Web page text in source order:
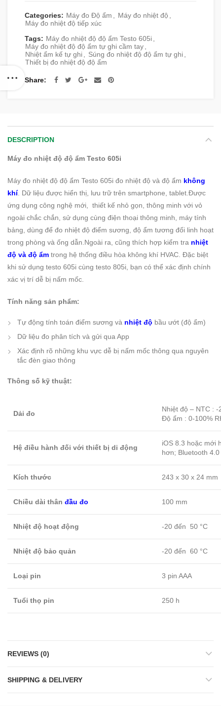
Categories: Máy đo Độ ẩm Máy đo nhiệt độ
Máy đo nhiệt độ tiếp xúc
Tags: Máy đo nhiệt độ độ ẩm Testo 605i
Máy đo nhiệt độ độ ẩm tự ghi cầm tay
Nhiệt ẩm kế tự ghi
Súng đo nhiệt độ độ ẩm tự ghi
Thiết bị đo nhiệt độ độ ẩm
Share
DESCRIPTION
Máy đo nhiệt độ độ ẩm Testo 605i
Máy đo nhiệt độ độ ẩm Testo 605i đo nhiệt độ và độ ẩm không
khí. Dữ liệu được hiển thị, lưu trữ trên smartphone, tablet.Được
ứng dụng công nghệ mới, thiết kế nhỏ gọn, thông minh với vỏ
ngoài chắc chắn, sử dụng cùng điện thoại thông minh, máy tính
bảng, dùng để đo nhiệt độ điểm sương, độ ẩm tương đối linh hoạt
trong phòng và ống dẫn.Ngoài ra, cũng thích hợp kiểm tra nhiệt
độ và độ ẩm trong hệ thống điều hòa không khí HVAC. Đặc biệt
khi sử dụng testo 605i cùng testo 805i, bạn có thể xác định chính
xác vị trí dễ bị nấm mốc.
Tính năng sản phẩm:
Tự động tính toán điểm sương và nhiệt độ bầu ướt (độ ẩm)
Dữ liệu đo phân tích và gửi qua App
Xác định rõ những khu vực dễ bị nấm mốc thông qua nguyên
tắc đèn giao thông
Thông số kỹ thuật:
Dải đo
Nhiệt độ – NTC :
Độ ẩm : 0-100%
Hệ điều hành đối với thiết bị di động
iOS 8.3 hoặc mới
hơn; Bluetooth 4.0
Kích thước 243 x 30 x 24 mm
Chiều dài thân đầu đo 100 mm
Nhiệt độ hoạt động -20 đến 50 °C
Nhiệt độ bảo quản -20 đến 60 °C
Loại pin 3 pin AAA
Tuổi thọ pin 250 h
REVIEWS (0)
SHIPPING & DELIVERY